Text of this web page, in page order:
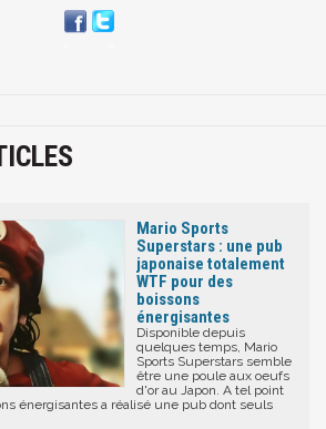
Mario Sports
Superstars : une pub
japonaise totalement
WTF pour des
boissons
énergisantes
Disponible depuis
quelques temps, Mario
Sports Superstars semble
être une poule aux oeufs
d'or au Japon. A tel point
énergisantes a réalisé une pub dont seuls